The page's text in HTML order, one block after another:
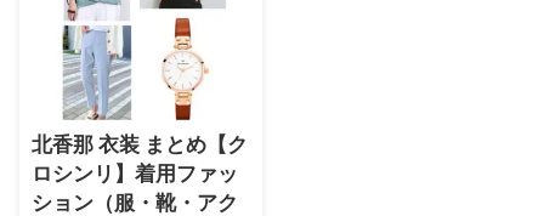
佐藤健
玉森裕太
岡田将生
永瀬廉
・平野紫耀
・松下洸平
那（きたかな）さんが演じる源夏
音（みなもとかのん）役に衣装協
力されているドラマの服装（ファ
ッション・コーデ）の「ブラン
ド」や「購入先」の情報をまとめ
ています♪ 北香那きたかなさん
がドラマ【魔物】源夏音みなもと
かのん役で着用している、 を衣
装協力のブランドからリサーチし
北香那 衣装 まとめ【ク
ロシンリ】着用ファッ
ション（服・靴・アク